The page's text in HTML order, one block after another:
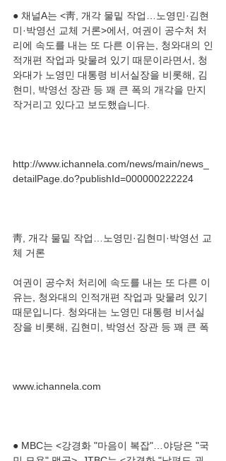
● 채널A는 <靑, 개각 물밑 작업…노영민·김현
미·박영선 교체 거론>에서, 여권이 공수처 처
리에 속도를 내는 또 다른 이유는, 청와대의 인
적개편 작업과 맞물려 있기 때문이라면서, 청
와대가 노영민 대통령 비서실장을 비롯해, 김
현미, 박영선 장관 등 꽤 큰 폭의 개각을 만지
http://www.ichannela.com/news/main/news_
靑, 개각 물밑 작업…노영민·김현미·박영선 교
여권이 공수처 처리에 속도를 내는 또 다른 이
유는, 청와대의 인적개편 작업과 맞물려 있기
때문입니다. 청와대는 노영민 대통령 비서실
● MBC는 <강경화 "마음이 복잡"…야당은 "국